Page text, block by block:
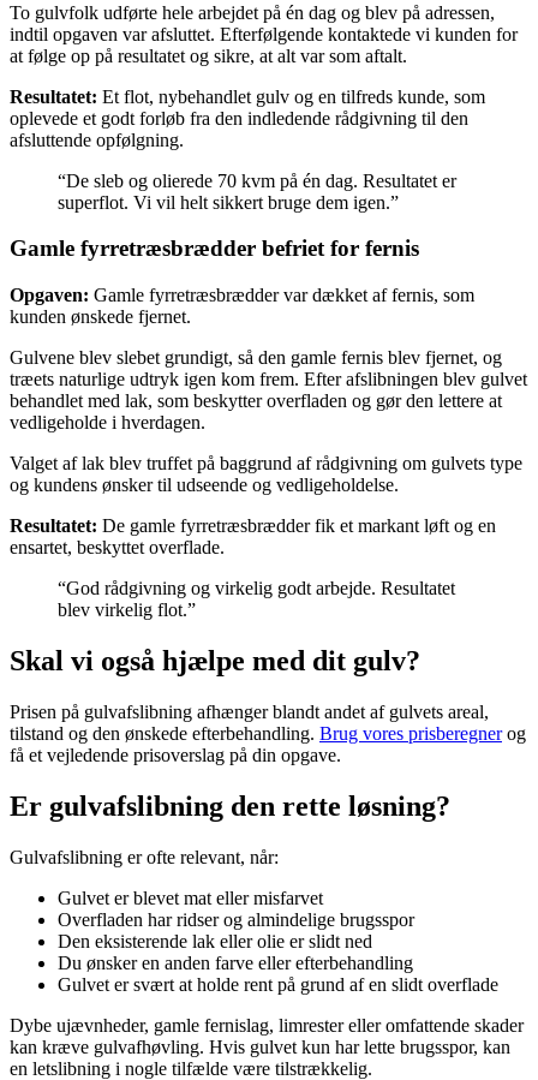
To gulvfolk udførte hele arbejdet på én dag og blev på adressen,
indtil opgaven var afsluttet. Efterfølgende kontaktede vi kunden for
at følge op på resultatet og sikre, at alt var som aftalt.
Resultatet: Et flot, nybehandlet gulv og en tilfreds kunde, som
oplevede et godt forløb fra den indledende rådgivning til den
afsluttende opfølgning.
“De sleb og olierede 70 kvm på én dag. Resultatet er
superflot. Vi vil helt sikkert bruge dem igen.”
Gamle fyrretræsbrædder befriet for fernis
Opgaven: Gamle fyrretræsbrædder var dækket af fernis, som
kunden ønskede fjernet.
Gulvene blev slebet grundigt, så den gamle fernis blev fjernet, og
træets naturlige udtryk igen kom frem. Efter afslibningen blev gulvet
behandlet med lak, som beskytter overfladen og gør den lettere at
vedligeholde i hverdagen.
Valget af lak blev truffet på baggrund af rådgivning om gulvets type
og kundens ønsker til udseende og vedligeholdelse.
Resultatet: De gamle fyrretræsbrædder fik et markant løft og en
ensartet, beskyttet overflade.
“God rådgivning og virkelig godt arbejde. Resultatet
blev virkelig flot.”
Skal vi også hjælpe med dit gulv?
Prisen på gulvafslibning afhænger blandt andet af gulvets areal,
tilstand og den ønskede efterbehandling. Brug vores prisberegnerog
få et vejledende prisoverslag på din opgave.
Er gulvafslibning den rette løsning?
Gulvafslibning er ofte relevant, når:
Gulvet er blevet mat eller misfarvet
Overfladen har ridser og almindelige brugsspor
Den eksisterende lak eller olie er slidt ned
Du ønsker en anden farve eller efterbehandling
Gulvet er svært at holde rent på grund af en slidt overflade
Dybe ujævnheder, gamle fernislag, limrester eller omfattende skader
kan kræve gulvafhøvling. Hvis gulvet kun har lette brugsspor, kan
en letslibning i nogle tilfælde være tilstrækkelig.